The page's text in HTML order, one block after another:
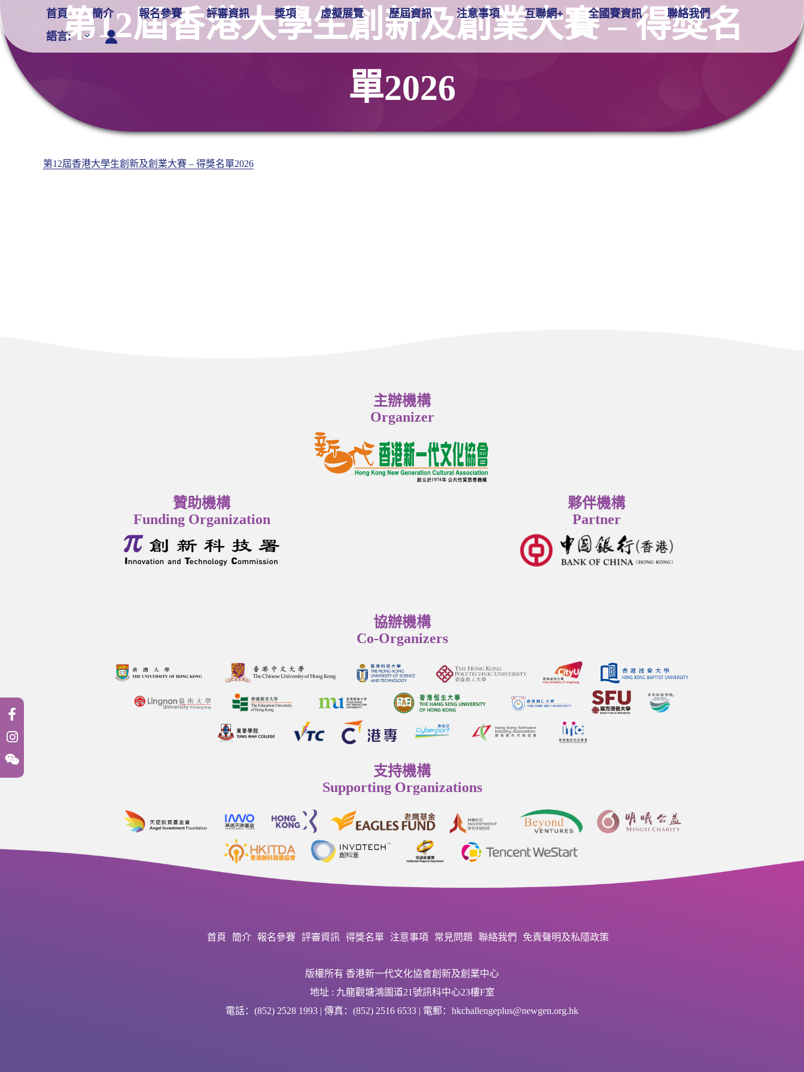
content
首頁 簡介 報名參賽 評審資訊 獎項 虛擬展覽 歷屆資訊 注意事項 互聯網+ 全國賽資訊
聯絡我們
語言:第12屆香港大學生創新及創業大賽 – 得獎名
單2026
第12屆香港大學生創新及創業大賽 – 得獎名單2026
主辦機構
Organizer
贊助機構
Funding Organization
夥伴機構
Partner
協辦機構
Co-Organizers
支持機構
Supporting Organizations
首頁 簡介 報名參賽 評審資訊 得獎名單 注意事項 常見問題 聯絡我們 免責聲明及私隱政策
版權所有 香港新一代文化協會創新及創業中心
地址 : 九龍觀塘鴻圖道21號訊科中心23樓F室
電話：(852) 2528 1993 | 傳真：(852) 2516 6533 | 電郵：hkchallengeplus@newgen.org.hk